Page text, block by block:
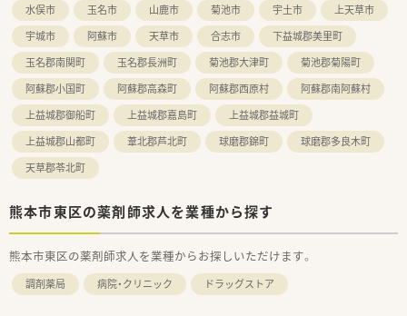
水俣市
玉名市 山鹿市 菊池市 宇土市
上天草市
宇城市
阿蘇市 天草市 合志市
下益城郡美里町
玉名郡南関町
玉名郡長洲町 菊池郡大津町
菊池郡菊陽町
阿蘇郡小国町
阿蘇郡高森町 阿蘇郡西原村
阿蘇郡南阿蘇村
上益城郡御船町
上益城郡嘉島町
上益城郡益城町
上益城郡山都町
葦北郡芦北町 球磨郡錦町
球磨郡多良木町
天草郡苓北町
熊本市東区の薬剤師求人を業種から探す
熊本市東区の薬剤師求人を業種からお探しいただけます。
調剤薬局 病院・クリニック ドラッグストア